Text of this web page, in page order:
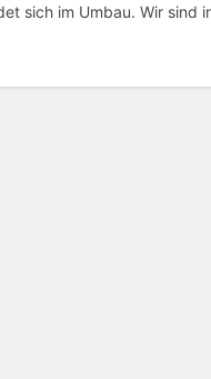
sich im Umbau. Wir sind